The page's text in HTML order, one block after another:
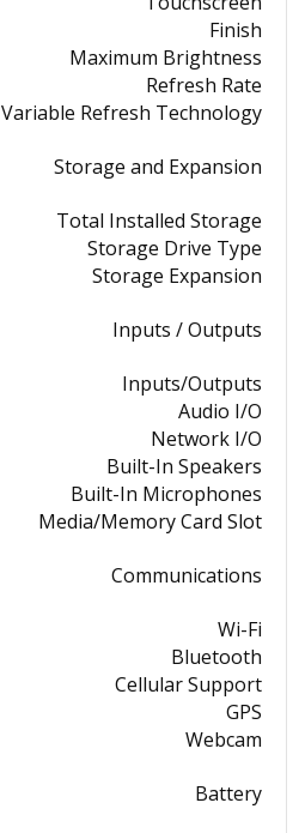
Finish
Maximum Brightness
Refresh Rate
Variable Refresh Technology
Storage and Expansion
Total Installed Storage
Storage Drive Type
Storage Expansion
Inputs / Outputs
Inputs/Outputs
Audio I/O
Network I/O
Built-In Speakers
Built-In Microphones
Media/Memory Card Slot
Communications
Wi-Fi
Bluetooth
Cellular Support
GPS
Webcam
Battery